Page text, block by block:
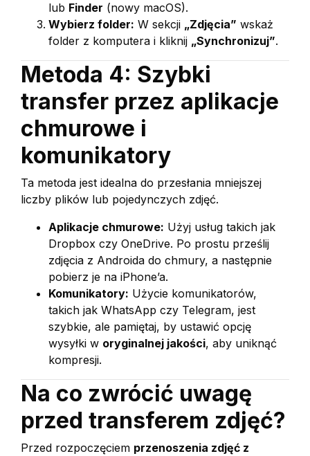
lub Finder (nowy macOS).
Wybierz folder: W sekcji „Zdjęcia” wskaż
folder z komputera i kliknij „Synchronizuj”.
Metoda 4: Szybki
transfer przez aplikacje
chmurowe i
komunikatory
Ta metoda jest idealna do przesłania mniejszej
liczby plików lub pojedynczych zdjęć.
Aplikacje chmurowe: Użyj usług takich jak
Dropbox czy OneDrive. Po prostu prześlij
zdjęcia z Androida do chmury, a następnie
pobierz je na iPhone’a.
Komunikatory: Użycie komunikatorów,
takich jak WhatsApp czy Telegram, jest
szybkie, ale pamiętaj, by ustawić opcję
wysyłki w oryginalnej jakości, aby uniknąć
kompresji.
Na co zwrócić uwagę
przed transferem zdjęć?
Przed rozpoczęciem przenoszenia zdjęć z